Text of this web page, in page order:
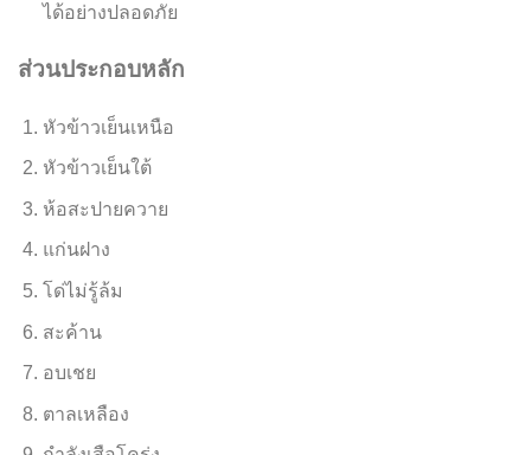
ได้อย่างปลอดภัย
ส่วนประกอบหลัก
หัวข้าวเย็นเหนือ
หัวข้าวเย็นใต้
ห้อสะปายควาย
แก่นฝาง
โด่ไม่รู้ล้ม
สะค้าน
อบเชย
ตาลเหลือง